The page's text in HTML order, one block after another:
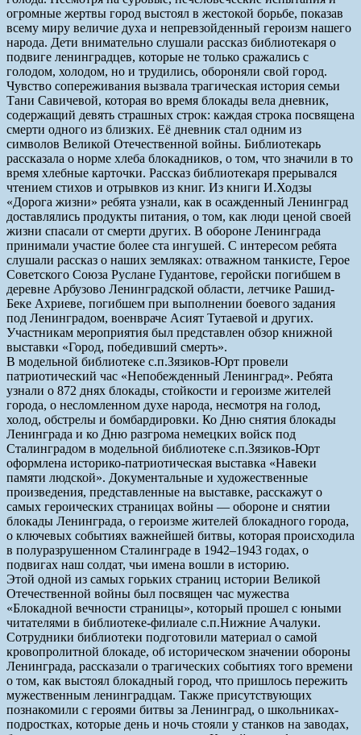
огромные жертвы город выстоял в жестокой борьбе, показав
всему миру величие духа и непревзойденный героизм нашего
народа. Дети внимательно слушали рассказ библиотекаря о
подвиге ленинградцев, которые не только сражались с
голодом, холодом, но и трудились, обороняли свой город.
Чувство сопереживания вызвала трагическая история семьи
Тани Савичевой, которая во время блокады вела дневник,
содержащий девять страшных строк: каждая строка посвящена
смерти одного из близких. Её дневник стал одним из
символов Великой Отечественной войны. Библиотекарь
рассказала о норме хлеба блокадников, о том, что значили в то
время хлебные карточки. Рассказ библиотекаря прерывался
чтением стихов и отрывков из книг. Из книги И.Ходзы
«Дорога жизни» ребята узнали, как в осажденный Ленинград
доставлялись продукты питания, о том, как люди ценой своей
жизни спасали от смерти других. В обороне Ленинграда
принимали участие более ста ингушей. С интересом ребята
слушали рассказ о наших земляках: отважном танкисте, Герое
Советского Союза Руслане Гудантове, геройски погибшем в
деревне Арбузово Ленинградской области, летчике Рашид-
Беке Ахриеве, погибшем при выполнении боевого задания
под Ленинградом, военвраче Асият Тутаевой и других.
Участникам мероприятия был представлен обзор книжной
выставки «Город, победивший смерть».
В модельной библиотеке с.п.Зязиков-Юрт провели
патриотический час «Непобежденный Ленинград». Ребята
узнали о 872 днях блокады, стойкости и героизме жителей
города, о несломленном духе народа, несмотря на голод,
холод, обстрелы и бомбардировки. Ко Дню снятия блокады
Ленинграда и ко Дню разгрома немецких войск под
Сталинградом в модельной библиотеке с.п.Зязиков-Юрт
оформлена историко-патриотическая выставка «Навеки
памяти людской». Документальные и художественные
произведения, представленные на выставке, расскажут о
самых героических страницах войны — обороне и снятии
блокады Ленинграда, о героизме жителей блокадного города,
о ключевых событиях важнейшей битвы, которая происходила
в полуразрушенном Сталинграде в 1942–1943 годах, о
подвигах наш солдат, чьи имена вошли в историю.
Этой одной из самых горьких страниц истории Великой
Отечественной войны был посвящен час мужества
«Блокадной вечности страницы», который прошел с юными
читателями в библиотеке-филиале с.п.Нижние Ачалуки.
Сотрудники библиотеки подготовили материал о самой
кровопролитной блокаде, об историческом значении обороны
Ленинграда, рассказали о трагических событиях того времени
о том, как выстоял блокадный город, что пришлось пережить
мужественным ленинградцам. Также присутствующих
познакомили с героями битвы за Ленинград, о школьниках-
подростках, которые день и ночь стояли у станков на заводах,